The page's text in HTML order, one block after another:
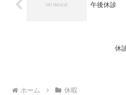
午後休診
休
ホーム 休暇